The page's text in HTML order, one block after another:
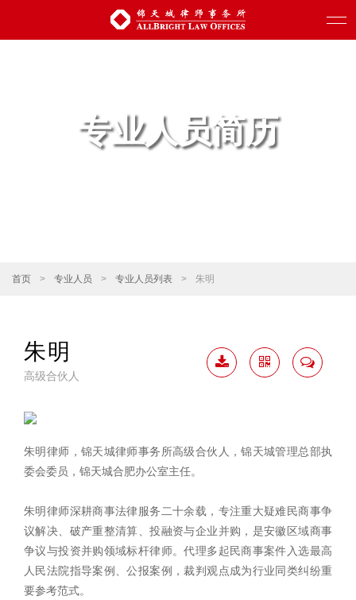
专业人员简历
首页 > 专业人员 > 专业人员列表 > 朱明
朱明
高级合伙人
朱明律师，锦天城律师事务所高级合伙人，锦天城管理总部执
委会委员，锦天城合肥办公室主任。
朱明律师深耕商事法律服务二十余载，专注重大疑难民商事争
议解决、破产重整清算、投融资与企业并购，是安徽区域商事
争议与投资并购领域标杆律师。代理多起民商事案件入选最高
人民法院指导案例、公报案例，裁判观点成为行业同类纠纷重
要参考范式。